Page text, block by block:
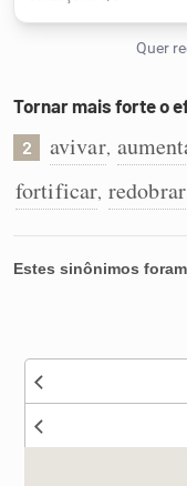
Cata-letras
Conexões
Caça-palavras
Dicionário
Tornar mais forte o
2 avivar,
fortificar, redobrar
Estes sinônimos
Nenhum dos